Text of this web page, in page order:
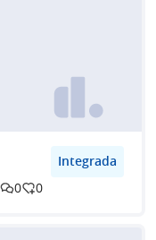
Integrada
0 0